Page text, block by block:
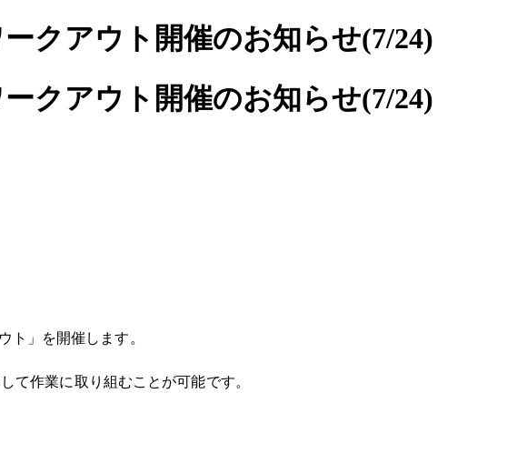
クアウト開催のお知らせ(7/24)
クアウト開催のお知らせ(7/24)
ト」を開催します。
て作業に取り組むことが可能です。